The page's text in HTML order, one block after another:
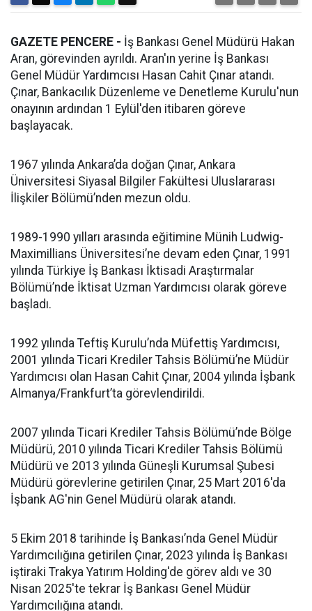
GAZETE PENCERE - İş Bankası Genel Müdürü Hakan
Aran, görevinden ayrıldı. Aran'ın yerine İş Bankası
Genel Müdür Yardımcısı Hasan Cahit Çınar atandı.
Çınar, Bankacılık Düzenleme ve Denetleme Kurulu'nun
onayının ardından 1 Eylül'den itibaren göreve
başlayacak.
1967 yılında Ankara’da doğan Çınar, Ankara
Üniversitesi Siyasal Bilgiler Fakültesi Uluslararası
İlişkiler Bölümü’nden mezun oldu.
1989-1990 yılları arasında eğitimine Münih Ludwig-
Maximillians Üniversitesi’ne devam eden Çınar, 1991
yılında Türkiye İş Bankası İktisadi Araştırmalar
Bölümü’nde İktisat Uzman Yardımcısı olarak göreve
başladı.
1992 yılında Teftiş Kurulu’nda Müfettiş Yardımcısı,
2001 yılında Ticari Krediler Tahsis Bölümü’ne Müdür
Yardımcısı olan Hasan Cahit Çınar, 2004 yılında İşbank
Almanya/Frankfurt’ta görevlendirildi.
2007 yılında Ticari Krediler Tahsis Bölümü’nde Bölge
Müdürü, 2010 yılında Ticari Krediler Tahsis Bölümü
Müdürü ve 2013 yılında Güneşli Kurumsal Şubesi
Müdürü görevlerine getirilen Çınar, 25 Mart 2016'da
İşbank AG'nin Genel Müdürü olarak atandı.
5 Ekim 2018 tarihinde İş Bankası’nda Genel Müdür
Yardımcılığına getirilen Çınar, 2023 yılında İş Bankası
iştiraki Trakya Yatırım Holding'de görev aldı ve 30
Nisan 2025'te tekrar İş Bankası Genel Müdür
Yardımcılığına atandı.